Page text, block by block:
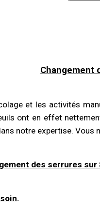
Changement
et les activités
ont en effet
notre expertise. Vous
des serrures sur
.